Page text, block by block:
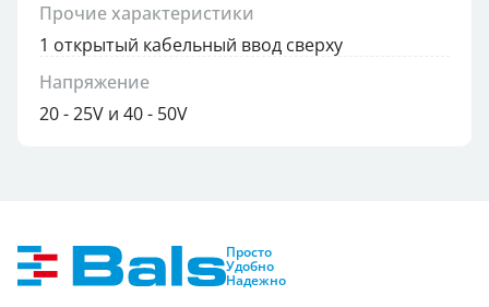
Прочие характеристики
1 открытый кабельный ввод сверху
Напряжение
20 - 25V и 40 - 50V
Просто
Удобно
Надежно